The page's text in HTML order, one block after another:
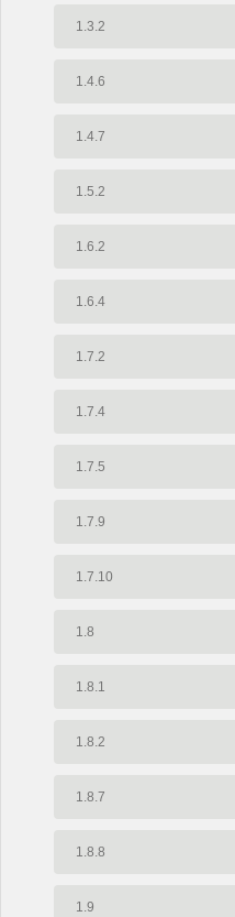
1.3.2
1.4.6
1.4.7
1.5.2
1.6.2
1.6.4
1.7.2
1.7.4
1.7.5
1.7.9
1.7.10
1.8
1.8.1
1.8.2
1.8.7
1.8.8
1.9